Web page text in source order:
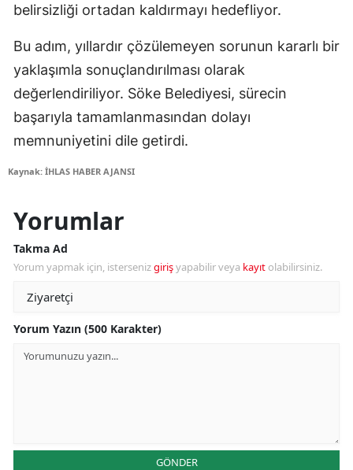
belirsizliği ortadan kaldırmayı hedefliyor.
Bu adım, yıllardır çözülemeyen sorunun kararlı bir
yaklaşımla sonuçlandırılması olarak
değerlendiriliyor. Söke Belediyesi, sürecin
başarıyla tamamlanmasından dolayı
memnuniyetini dile getirdi.
Kaynak: İHLAS HABER AJANSI
Yorumlar
Takma Ad
Yorum yapmak için, istersenizgirişyapabilir veya kayıt olabilirsiniz.
Yorum Yazın (500 Karakter)
GÖNDER